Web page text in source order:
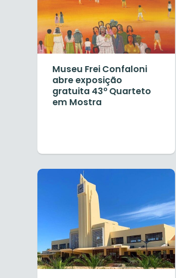
Museu Frei Confaloni
abre exposição
gratuita 43º Quarteto
em Mostra